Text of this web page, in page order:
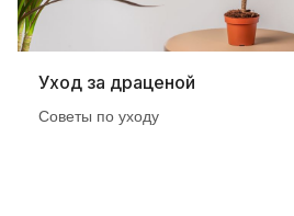
Уход за драценой
Советы по уходу